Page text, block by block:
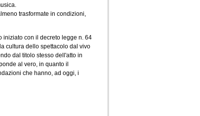
trasformate in condizioni,
iniziato con il decreto legge n. 64
cultura dello spettacolo dal vivo
dal titolo stesso dell'atto in
al vero, in quanto il
che hanno, ad oggi, i